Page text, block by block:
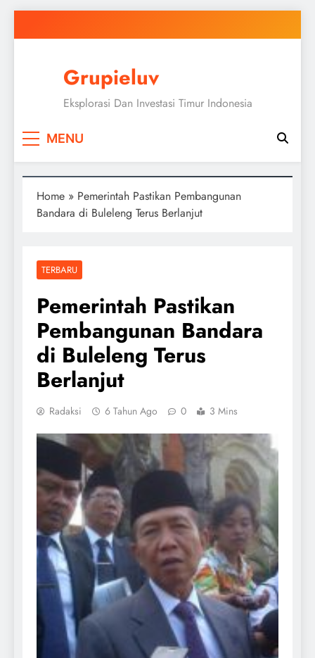
to
Grupieluv
Eksplorasi Dan Investasi Timur Indonesia
MENU
Home » Pemerintah Pastikan Pembangunan
Bandara di Buleleng Terus Berlanjut
TERBARU
Pemerintah Pastikan
Pembangunan Bandara
di Buleleng Terus
Berlanjut
Radaksi 6 Tahun Ago 0 3 Mins